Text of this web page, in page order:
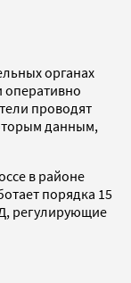
органах
оперативно
проводят
данным,
в районе
порядка 15
регулирующие